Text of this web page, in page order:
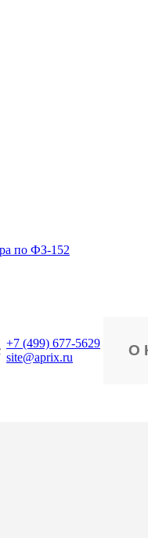
по ФЗ-152
+7 (499) 677-5629
site@aprix.ru
О